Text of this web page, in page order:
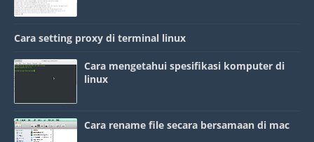
Cara setting proxy di terminal linux
Cara mengetahui spesifikasi komputer di
linux
Cara rename file secara bersamaan di mac